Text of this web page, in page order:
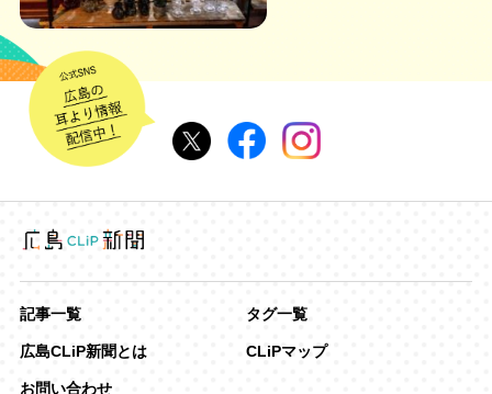
記事一覧 タグ一覧
広島CLiP新聞とは CLiPマップ
お問い合わせ